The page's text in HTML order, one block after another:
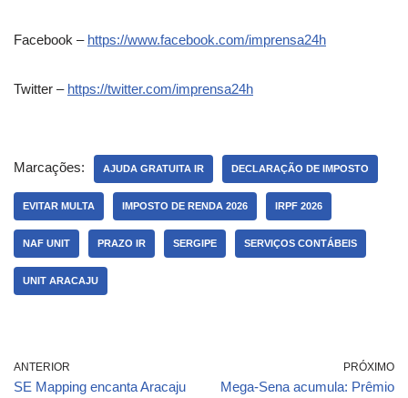
Facebook – https://www.facebook.com/imprensa24h
Twitter – https://twitter.com/imprensa24h
Marcações: AJUDA GRATUITA IR DECLARAÇÃO DE IMPOSTO
EVITAR MULTA IMPOSTO DE RENDA 2026 IRPF 2026
NAF UNIT PRAZO IR SERGIPE SERVIÇOS CONTÁBEIS
UNIT ARACAJU
ANTERIOR
SE Mapping encanta Aracaju
PRÓXIMO
Mega-Sena acumula: Prêmio